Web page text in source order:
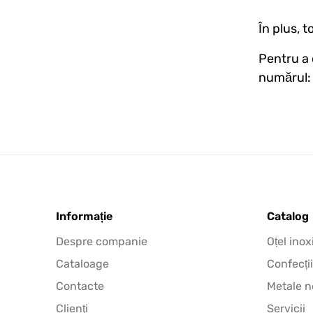
În plus,
Pentru a
numărul:
Informație
Despre companie
Cataloage
Contacte
Clienţi
Catalog
Oțel
Confecții
Metale
Servicii